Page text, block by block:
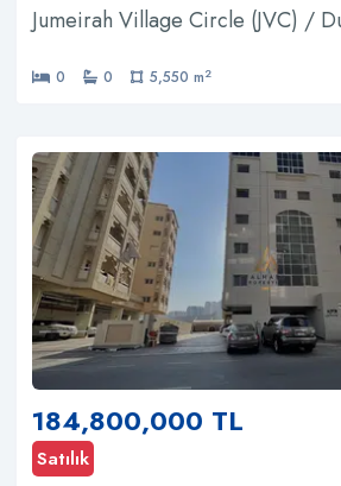
Jumeirah Village Circle (JVC) /
0 0 5,550 m2
184,800,000 TL
Satılık